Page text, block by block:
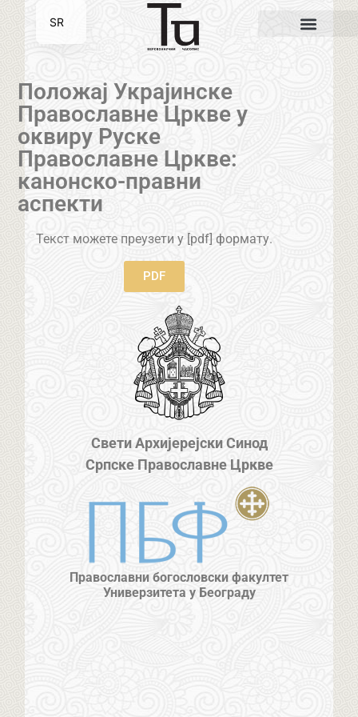
Положај Украјинске
Православне Цркве у
оквиру Руске
Православне Цркве:
канонско-правни
аспекти
Текст можете преузети у [pdf] формату.
PDF
Свети Архијерејски Синод
Српске Православне Цркве
Православни богословски факултет
Универзитета у Београду
SR
EN